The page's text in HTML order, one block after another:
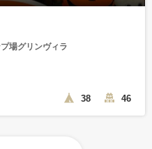
場グリンヴィラ
38 46